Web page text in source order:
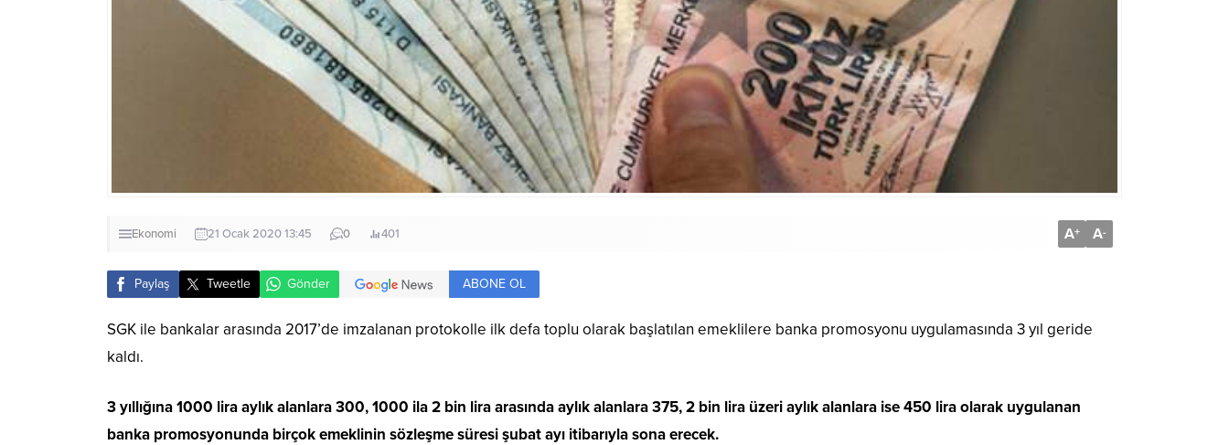
Ekonomi 21 Ocak 2020 13:45 0 401 A+ A-
Paylaş Tweetle Gönder ABONE OL
SGK ile bankalar arasında 2017’de imzalanan protokolle ilk defa toplu olarak başlatılan emeklilere banka promosyonu uygulamasında 3 yıl geride
kaldı.
3 yıllığına 1000 lira aylık alanlara 300, 1000 ila 2 bin lira arasında aylık alanlara 375, 2 bin lira üzeri aylık alanlara ise 450 lira olarak uygulanan
banka promosyonunda birçok emeklinin sözleşme süresi şubat ayı itibarıyla sona erecek.